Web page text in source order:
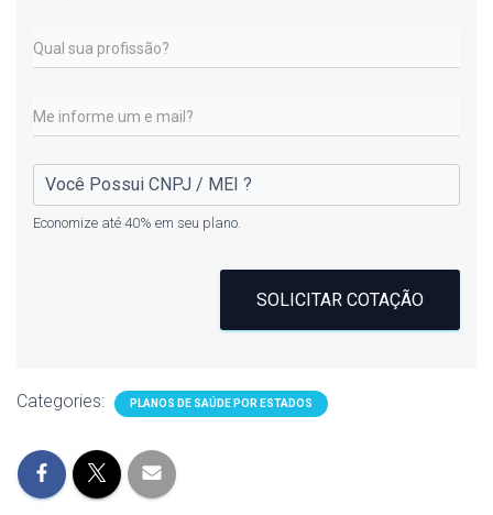
Economize até 40% em seu plano.
SOLICITAR COTAÇÃO
Categories: PLANOS DE SAÚDE POR ESTADOS